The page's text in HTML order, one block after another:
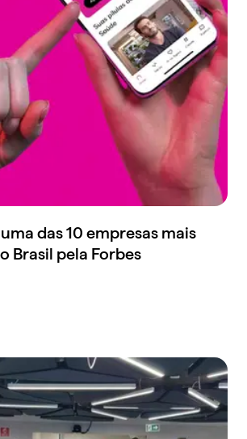
das 10 empresas mais
Brasil pela Forbes